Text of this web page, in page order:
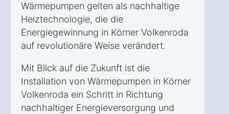
Wärmepumpen gelten als nachhaltige
Heiztechnologie, die die
Energiegewinnung in Körner Volkenroda
auf revolutionäre Weise verändert.
Mit Blick auf die Zukunft ist die
Installation von Wärmepumpen in Körner
Volkenroda ein Schritt in Richtung
nachhaltiger Energieversorgung und